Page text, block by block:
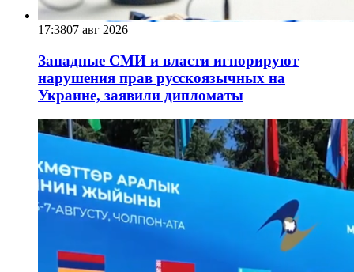
17:3807 авг 2026
Западные СМИ и власти игнорируют
нарушения прав русскоязычных на
Украине, заявили дипломаты